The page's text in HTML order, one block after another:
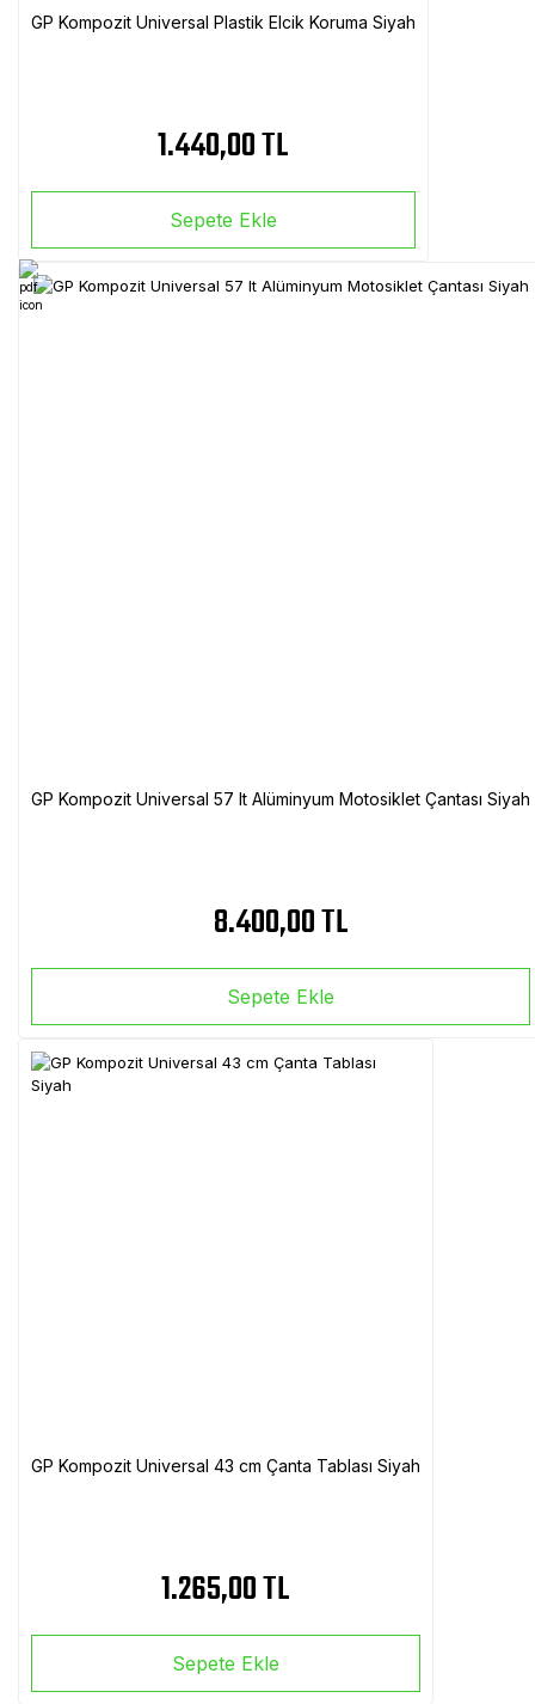
GP Kompozit Universal Plastik Elcik Koruma Siyah
1.440,00 TL
Sepete Ekle
GP Kompozit Universal 57 lt Alüminyum Motosiklet Çantası Siyah
8.400,00 TL
Sepete Ekle
GP Kompozit Universal 43 cm Çanta Tablası Siyah
1.265,00 TL
Sepete Ekle